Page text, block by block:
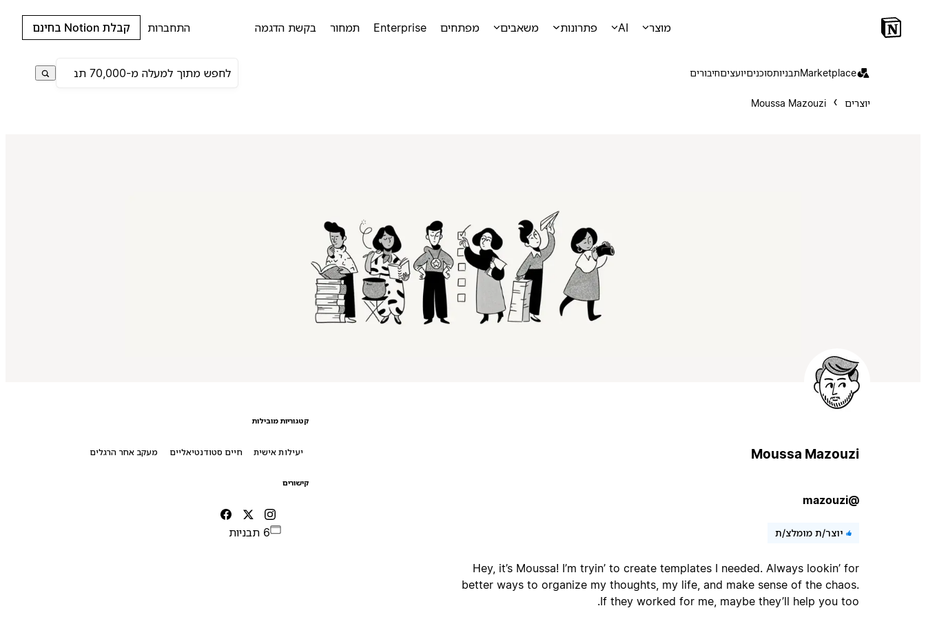
מוצר AI פתרונות משאבים מפתחים Enterprise תמחור בקשת הדגמה התחברות קבלת Notion בחינם
Marketplaceתבניותסוכניםיועציםחיבורים
יוצרים Moussa Mazouzi
Moussa Mazouzi
@mazouzi
יוצר/ת מומלצ/ת
Hey, it’s Moussa! I’m tryin’ to create templates I needed. Always lookin’ for
better ways to organize my thoughts, my life, and make sense of the chaos.
If they worked for me, maybe they’ll help you too.
קטגוריות מובילות
יעילות אישית חיים סטודנטיאליים מעקב אחר הרגלים
קישורים
6 תבניות